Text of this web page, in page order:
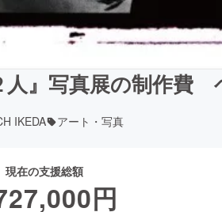
人』写真展の制作費
IKEDA アート・写真
現在の支援総額
円